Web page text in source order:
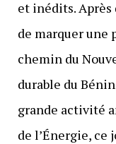
et inédits. Après
de marquer une
chemin du
durable du
grande activité
de l’Énergie, ce